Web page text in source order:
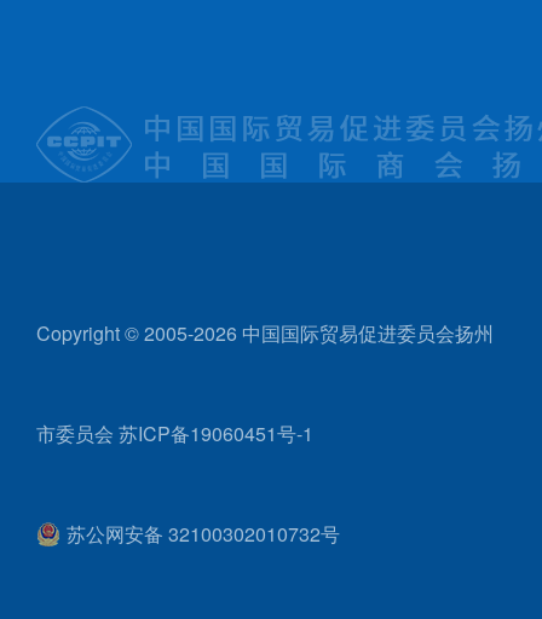
Copyright © 2005-2026 中国国际贸易促进委员会扬州
市委员会 苏ICP备19060451号-1
苏公网安备 32100302010732号